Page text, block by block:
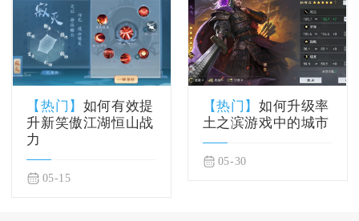
【热门】 如何有效提
升新笑傲江湖恒山战
力
05-15
【热门】如何升级率
土之滨游戏中的城市
05-30